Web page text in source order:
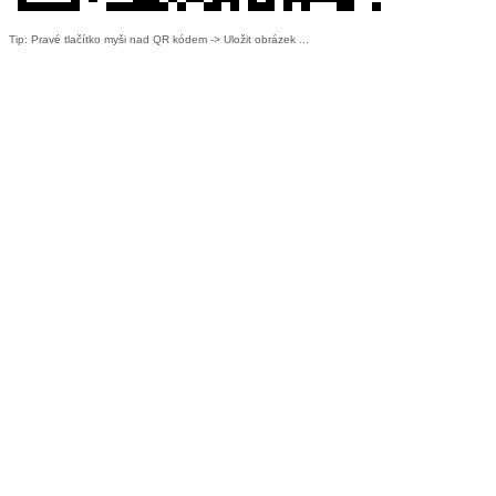
Tip: Pravé tlačítko myši nad QR kódem -> Uložit obrázek ...